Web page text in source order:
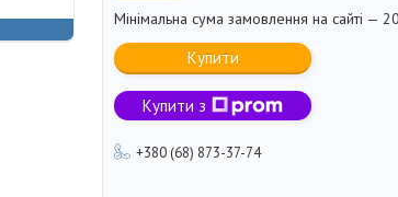
Мінімальна сума замовлення на сайті —
Купити
Купити з
+380 (68) 873-37-74